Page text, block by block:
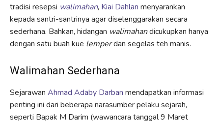
tradisi resepsi walimahan, Kiai Dahlan menyarankan
kepada santri-santrinya agar diselenggarakan secara
sederhana. Bahkan, hidangan walimahandicukupkan hanya
dengan satu buah kue lemperdan segelas teh manis.
Walimahan Sederhana
Sejarawan Ahmad Adaby Darban mendapatkan informasi
penting ini dari beberapa narasumber pelaku sejarah,
seperti Bapak M Darim (wawancara tanggal 9 Maret